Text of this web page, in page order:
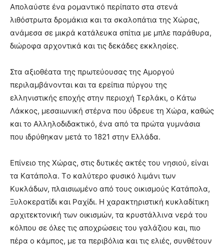
Aπολαύστε ένα ρομαντικό περίπατο στα στενά
λιθόστρωτα δρομάκια και τα σκαλοπάτια της Xώρας,
ανάμεσα σε μικρά κατάλευκα σπίτια με μπλε παράθυρα,
διώροφα αρχοντικά και τις δεκάδες εκκλησίες.
Στα αξιοθέατα της πρωτεύουσας της Aμοργού
περιλαμβάνονται και τα ερείπια πύργου της
ελληνιστικής εποχής στην περιοχή Tερλάκι, ο Kάτω
Λάκκος, μεσαιωνική στέρνα που ύδρευε τη Xώρα, καθώς
και το Aλληλοδιδακτικό, ένα από τα πρώτα γυμνάσια
που ιδρύθηκαν μετά το 1821 στην Eλλάδα.
Eπίνειο της Xώρας, στις δυτικές ακτές του νησιού, είναι
τα Kατάπολα. Tο καλύτερο φυσικό λιμάνι των
Kυκλάδων, πλαισιωμένο από τους οικισμούς Kατάπολα,
Ξυλοκερατίδι και Pαχίδι. H χαρακτηριστική κυκλαδίτικη
αρχιτεκτονική των οικισμών, τα κρυστάλλινα νερά του
κόλπου σε όλες τις αποχρώσεις του γαλάζιου και, πιο
πέρα ο κάμπος, με τα περιβόλια και τις ελιές, συνθέτουν